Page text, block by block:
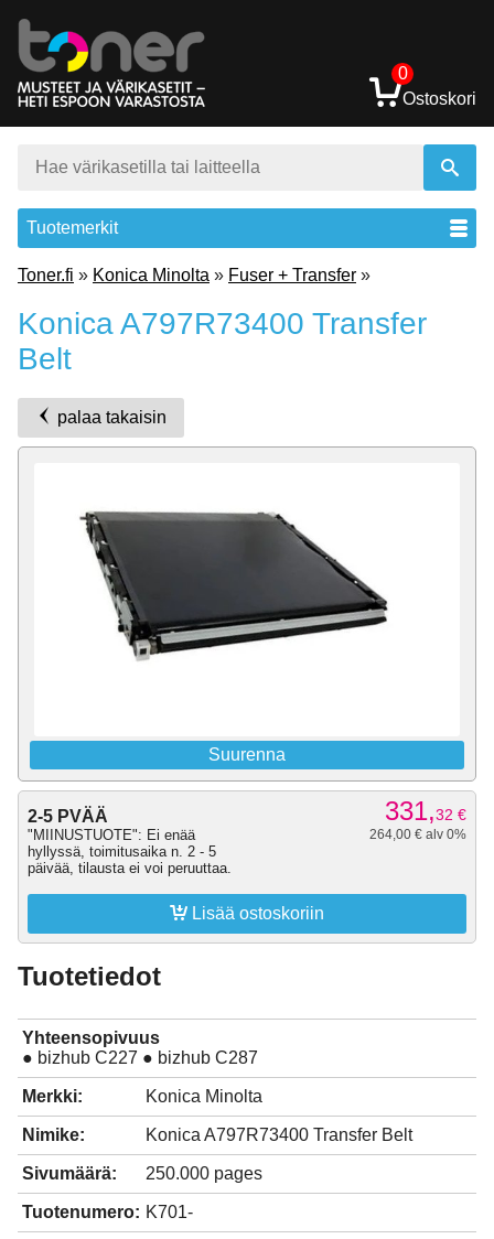
0
Ostoskori
Tuotemerkit
Toner.fi » Konica Minolta » Fuser + Transfer »
Konica A797R73400 Transfer
Belt
palaa takaisin
Suurenna
2-5 PVÄÄ
"MIINUSTUOTE": Ei enää
hyllyssä, toimitusaika n. 2 - 5
päivää, tilausta ei voi peruuttaa.
331,32 €
264,00 € alv 0%
 Lisää ostoskoriin
Tuotetiedot
Yhteensopivuus
● bizhub C227 ● bizhub C287
Merkki: Konica Minolta
Nimike: Konica A797R73400 Transfer Belt
Sivumäärä: 250.000 pages
Tuotenumero: K701-